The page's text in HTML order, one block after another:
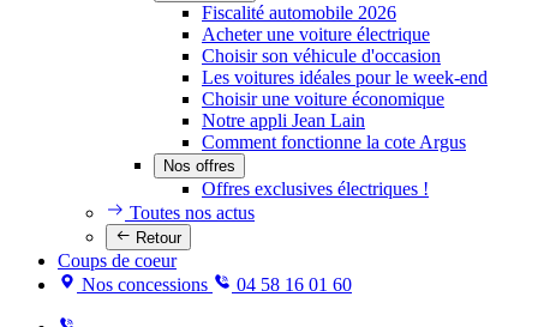
Fiscalité automobile 2026
Acheter une voiture électrique
Choisir son véhicule d'occasion
Les voitures idéales pour le week-end
Choisir une voiture économique
Notre appli Jean Lain
Comment fonctionne la cote Argus
Nos offres
Offres exclusives électriques !
Toutes nos actus
Retour
Coups de coeur
Nos concessions
04 58 16 01 60